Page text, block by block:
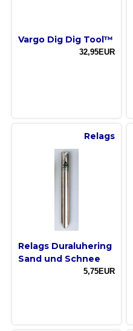
Vargo Dig Dig Tool™
32,95EUR
Relags
Relags Duraluhering
Sand und Schnee
5,75EUR